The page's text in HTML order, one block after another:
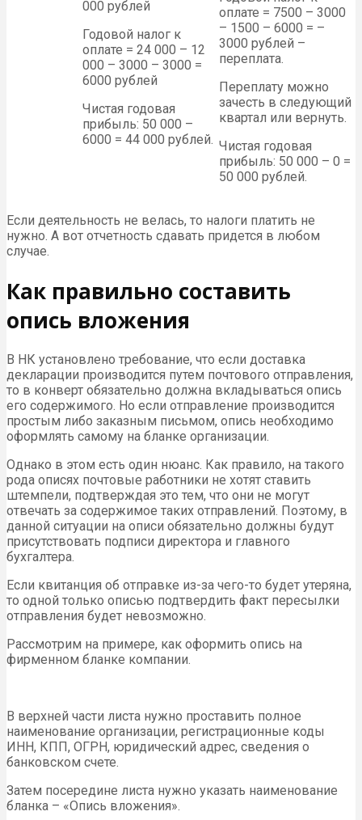
000 рублей
Годовой налог к
оплате = 24 000 – 12
000 – 3000 – 3000 =
6000 рублей
Чистая годовая
прибыль: 50 000 –
6000 = 44 000 рублей.
оплате = 7500 – 3000
– 1500 – 6000 = –
3000 рублей –
переплата.
Переплату можно
зачесть в следующий
квартал или вернуть.
Чистая годовая
прибыль: 50 000 – 0 =
50 000 рублей.
Если деятельность не велась, то налоги платить не
нужно. А вот отчетность сдавать придется в любом
случае.
Как правильно составить
опись вложения
В НК установлено требование, что если доставка
декларации производится путем почтового отправления,
то в конверт обязательно должна вкладываться опись
его содержимого. Но если отправление производится
простым либо заказным письмом, опись необходимо
оформлять самому на бланке организации.
Однако в этом есть один нюанс. Как правило, на такого
рода описях почтовые работники не хотят ставить
штемпели, подтверждая это тем, что они не могут
отвечать за содержимое таких отправлений. Поэтому, в
данной ситуации на описи обязательно должны будут
присутствовать подписи директора и главного
бухгалтера.
Если квитанция об отправке из-за чего-то будет утеряна,
то одной только описью подтвердить факт пересылки
отправления будет невозможно.
Рассмотрим на примере, как оформить опись на
фирменном бланке компании.
В верхней части листа нужно проставить полное
наименование организации, регистрационные коды
ИНН, КПП, ОГРН, юридический адрес, сведения о
банковском счете.
Затем посередине листа нужно указать наименование
бланка – «Опись вложения».